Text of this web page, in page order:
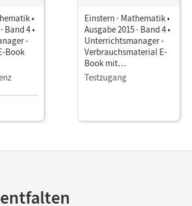
•
Band 4 •
-
Book
Einstern · Mathematik •
Ausgabe 2015 · Band 4 •
Unterrichtsmanager -
Verbrauchsmaterial E-
Book mit
Lehrkräftematerialien
und Planungstools
Testzugang